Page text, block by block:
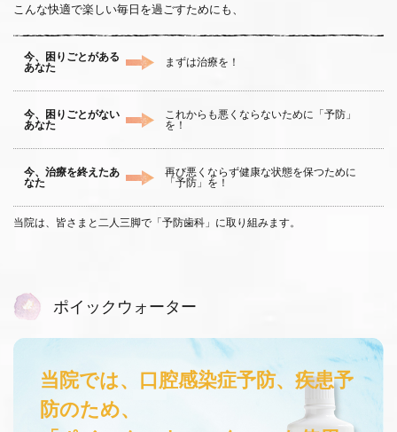
こんな快適で楽しい毎日を過ごすためにも、
今、困りごとがある
あなた
まずは治療を！
今、困りごとがない
あなた
これからも悪くならないために「予防」
を！
今、治療を終えたあ
なた
再び悪くならず健康な状態を保つために
「予防」を！
当院は、皆さまと二人三脚で「予防歯科」に取り組みます。
ポイックウォーター
当院では、口腔感染症予防、疾患予
防のため、